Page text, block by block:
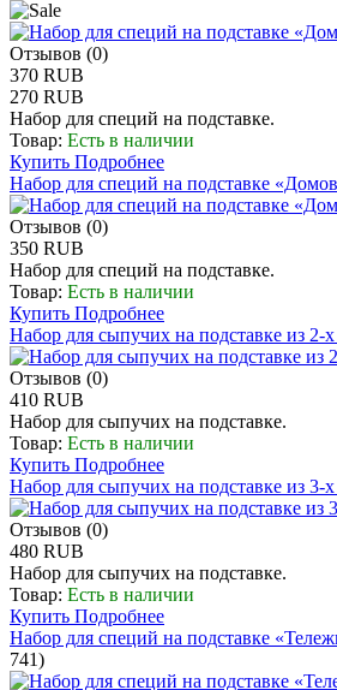
Отзывов (0)
370 RUB
270 RUB
Набор для специй на подставке.
Товар: Есть в наличии
Купить Подробнее
Набор для специй на подставке
Отзывов (0)
350 RUB
Набор для специй на подставке.
Товар: Есть в наличии
Купить Подробнее
Набор для сыпучих на подставке из 2-
Отзывов (0)
410 RUB
Набор для сыпучих на подставке.
Товар: Есть в наличии
Купить Подробнее
Набор для сыпучих на подставке из 3-
Отзывов (0)
480 RUB
Набор для сыпучих на подставке.
Товар: Есть в наличии
Купить Подробнее
Набор для специй на подставке
741)